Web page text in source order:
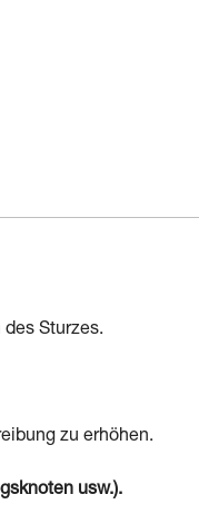
Sturzes.
zu erhöhen.
usw.).